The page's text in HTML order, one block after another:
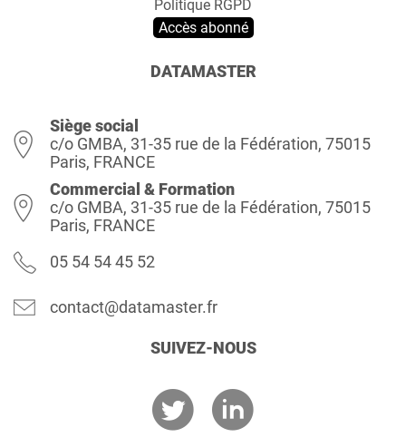
Politique RGPD
Accès abonné
DATAMASTER
Siège social
c/o GMBA, 31-35 rue de la Fédération, 75015
Paris, FRANCE
Commercial & Formation
c/o GMBA, 31-35 rue de la Fédération, 75015
Paris, FRANCE
05 54 54 45 52
contact@datamaster.fr
SUIVEZ-NOUS